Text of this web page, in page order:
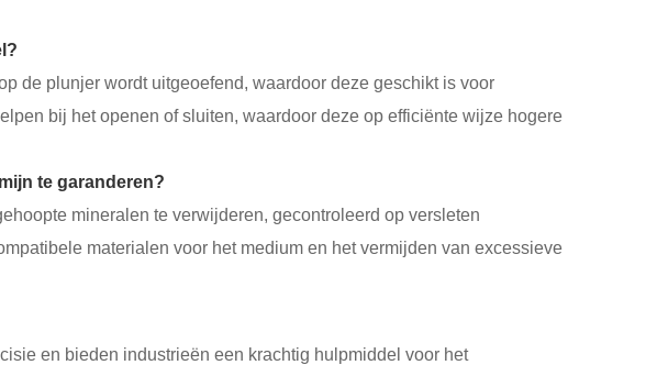
de plunjer wordt uitgeoefend, waardoor deze geschikt is voor
bij het openen of sluiten, waardoor deze op efficiënte wijze hogere
te garanderen?
mineralen te verwijderen, gecontroleerd op versleten
materialen voor het medium en het vermijden van excessieve
en bieden industrieën een krachtig hulpmiddel voor het